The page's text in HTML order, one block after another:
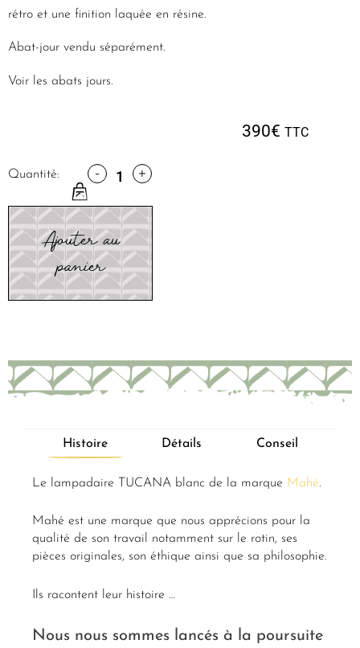
rétro et une finition laquée en résine.
Abat-jour vendu séparément.
Voir les abats jours.
390€ TTC
Quantité: - +
Ajouter au
panier
Histoire Détails Conseil
Le lampadaire TUCANA blanc de la marque Mahé.
Mahé est une marque que nous apprécions pour la
qualité de son travail notamment sur le rotin, ses
pièces originales, son éthique ainsi que sa philosophie.
Ils racontent leur histoire …
Nous nous sommes lancés à la poursuite